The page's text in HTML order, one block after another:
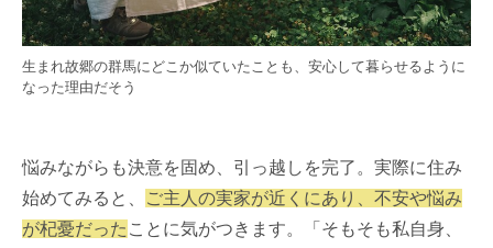
生まれ故郷の群馬にどこか似ていたことも、安心して暮らせるように
なった理由だそう
悩みながらも決意を固め、引っ越しを完了。実際に住み
始めてみると、
ご主人の実家が近くにあり、不安や悩み
が杞憂だった ことに気がつきます。「そもそも私自身、